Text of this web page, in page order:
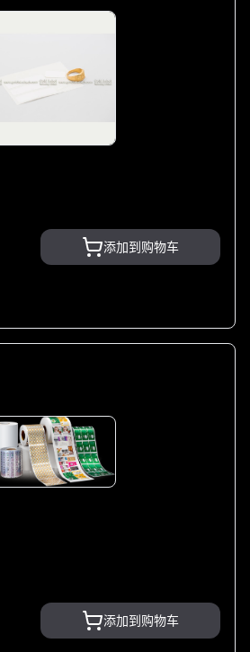
添加到购物车
添加到购物车